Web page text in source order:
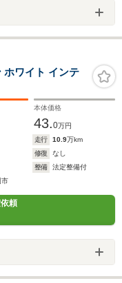
ワイト インテ
本体価格
43.0万円
走行 10.9万km
修復
なし
整備
法定整備付
市
頼